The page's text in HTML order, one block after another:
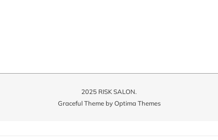
2025 RISK SALON.
Graceful Theme byOptima Themes